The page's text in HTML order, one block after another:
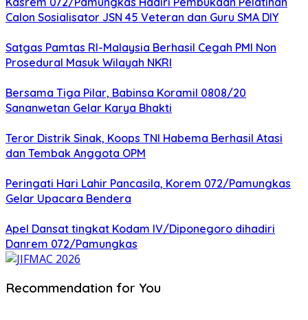
Calon Sosialisator JSN 45 Veteran dan Guru SMA DIY
Satgas Pamtas RI-Malaysia Berhasil Cegah PMI Non
Prosedural Masuk Wilayah NKRI
Bersama Tiga Pilar, Babinsa Koramil 0808/20
Sananwetan Gelar Karya Bhakti
Teror Distrik Sinak, Koops TNI Habema Berhasil Atasi
dan Tembak Anggota OPM
Peringati Hari Lahir Pancasila, Korem 072/Pamungkas
Gelar Upacara Bendera
Apel Dansat tingkat Kodam lV/Diponegoro dihadiri
Danrem 072/Pamungkas
Recommendation for You